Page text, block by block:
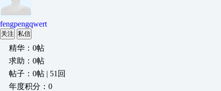
fengpengqwert
关注 私信
精华：0帖
求助：0帖
帖子：0帖 | 51回
年度积分：0